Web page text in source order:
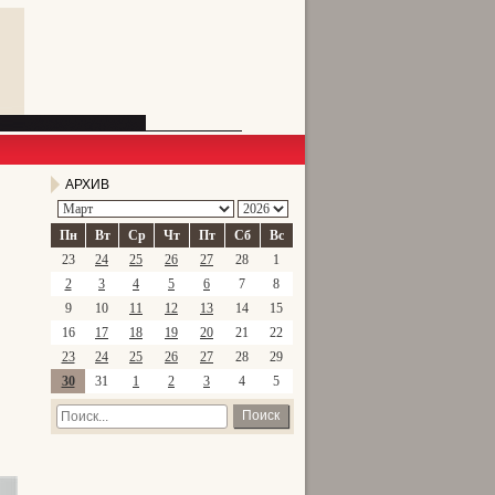
АРХИВ
Пн Вт Ср Чт Пт Сб
Вс
23
24 25 26 27 28
1
2
3 4 5 6 7
8
9
10 11 12 13 14
15
16
17 18 19 20 21
22
23
24 25 26 27 28
29
30
31 1 2 3 4 5
Поиск